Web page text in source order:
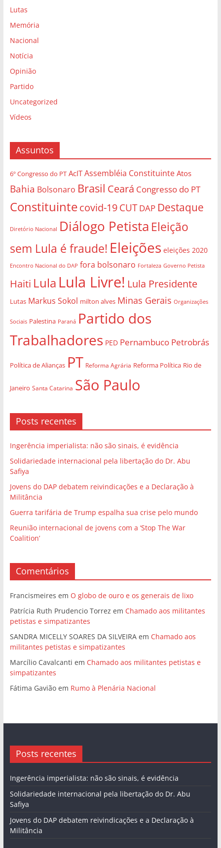
Lutas
Memória
Nacional
Notícia
Opinião
Partido
Uncategorized
Vídeos
Assuntos
6º Congresso do PT AcIT Assembléia Constituinte Atos
Bahia Bolsonaro Brasil Ceará Congresso do PT
Constituintecovid-19CUT DAP Destaque
Diretório Nacional Diálogo Petista Eleição
sem Lula é fraude! Eleições eleições 2020
Encontro Nacional do DAP fora bolsonaro Fortaleza Governo Petista
Haiti Lula Lula Livre! Lula Presidente
Lutas Markus Sokol milton alves Minas Gerais Organizações
Sociais Palestina Paraná Partido dos
Trabalhadores PED Pernambuco Petrobrás
Política de Alianças PT Reforma Agrária Reforma Política Rio de
Janeiro Santa Catarina São Paulo
Posts recentes
Ingerência imperialista: não são sinais, é evidência
Solidariedade internacional pela libertação do Dr. Abu
Safiya
Jovens do DAP debatem reivindicações e a Declaração à
Militância
Guerra tarifária de Trump espalha sua crise pelo mundo
Reunião internacional de jovens com a ‘Stop The War
Coalition’
Comentários
Francismeires em O globo de ouro e os generais de lixo
Patrícia Ruth Prudencio Torrez em Chamado aos militantes
petistas e simpatizantes
SANDRA MICELLY SOARES DA SILVEIRAem Chamado aos
militantes petistas e simpatizantes
Marcílio Cavalcanti em Chamado aos militantes petistas e
simpatizantes
Fátima Gaviãoem Rumo à Plenária Nacional
Posts recentes
Ingerência imperialista: não são sinais, é evidência
Solidariedade internacional pela libertação do Dr. Abu
Safiya
Jovens do DAP debatem reivindicações e a Declaração à
Militância